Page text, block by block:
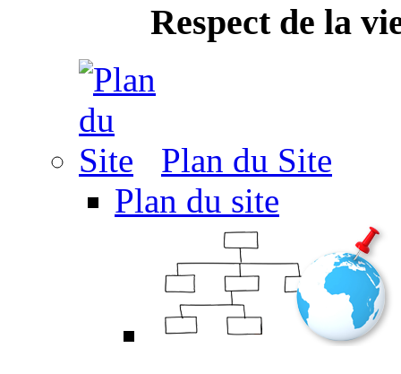
Respect de la
Plan du Site
Plan du site